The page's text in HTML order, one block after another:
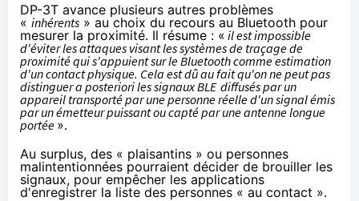
DP-3T avance plusieurs autres problèmes
« inhérents » au choix du recours au Bluetooth pour
mesurer la proximité. Il résume : « il est impossible
d'éviter les attaques visant les systèmes de traçage de
proximité qui s'appuient sur le Bluetooth comme estimation
d'un contact physique. Cela est dû au fait qu'on ne peut pas
distinguer a posteriori les signaux BLE diffusés par un
appareil transporté par une personne réelle d'un signal émis
par un émetteur puissant ou capté par une antenne longue
portée ».
Au surplus, des « plaisantins » ou personnes
malintentionnées pourraient décider de brouiller les
signaux, pour empêcher les applications
d'enregistrer la liste des personnes « au contact ».